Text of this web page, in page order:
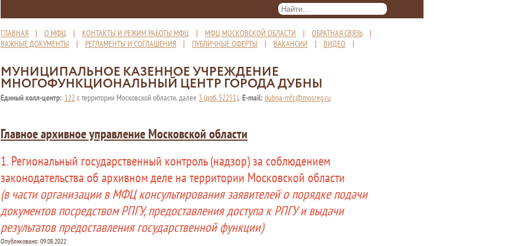
ГЛАВНАЯ | О МФЦ | КОНТАКТЫ И РЕЖИМ РАБОТЫ МФЦ | МФЦ МОСКОВСКОЙ ОБЛАСТИ | ОБРАТНАЯ СВЯЗЬ |
ВАЖНЫЕ ДОКУМЕНТЫ | РЕГЛАМЕНТЫ И СОГЛАШЕНИЯ | ПУБЛИЧНЫЕ ОФЕРТЫ | ВАКАНСИИ | ВИДЕО |
МУНИЦИПАЛЬНОЕ КАЗЕННОЕ УЧРЕЖДЕНИЕ
МНОГОФУНКЦИОНАЛЬНЫЙ ЦЕНТР ГОРОДА ДУБНЫ
Единый колл-центр: 122с территории Московской области, далее 3 (доб. 52251), E-mail: dubna-mfc@mosreg.ru
Главное архивное управление Московской области
1. Региональный государственный контроль (надзор) за соблюдением
законодательства об архивном деле на территории Московской области
(в части организации в МФЦ консультирования заявителей о порядке подачи
документов посредством РПГУ, предоставления доступа к РПГУ и выдачи
результатов предоставления государственной функции)
Опубликовано: 09.08.2022